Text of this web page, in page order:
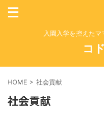
入園入学を控えた
コ
HOME > 社会貢献
社会貢献